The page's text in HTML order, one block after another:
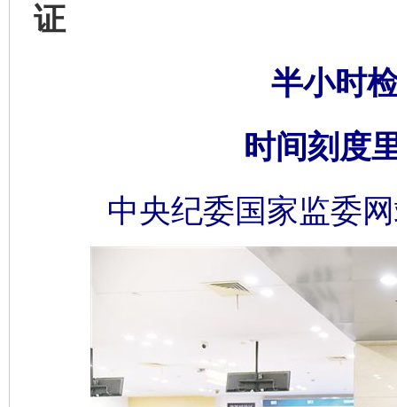
证
半小时
时间刻度
中央纪委国家监委